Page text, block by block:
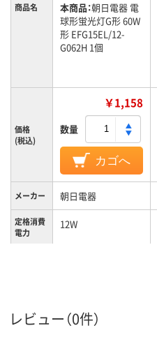
商品名 本商品：朝日電器 電
球形蛍光灯G形 60W
形 EFG15EL/12-
G062H 1個
価格
(税込)
￥1,158
数量
カゴへ
メーカー 朝日電器
定格消費
電力
12W
レビュー（0件）